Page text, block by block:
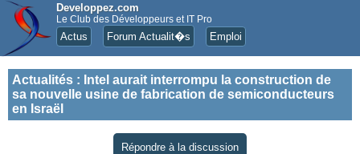
Developpez.com
Le Club des Développeurs et IT Pro
Actus Forum Actualit�s Emploi
Actualités : Intel aurait interrompu la construction de
sa nouvelle usine de fabrication de semiconducteurs
en Israël
Répondre à la discussion